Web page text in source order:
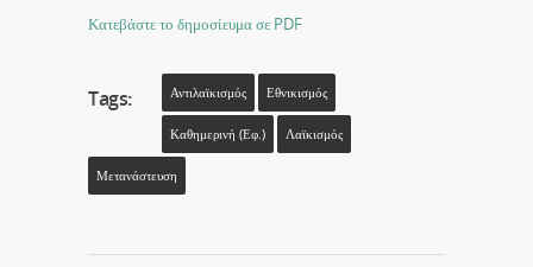
Κατεβάστε το δημοσίευμα σε PDF
Tags: Αντιλαϊκισμός Εθνικισμός
Καθημερινή (εφ.) Λαϊκισμός
Μετανάστευση